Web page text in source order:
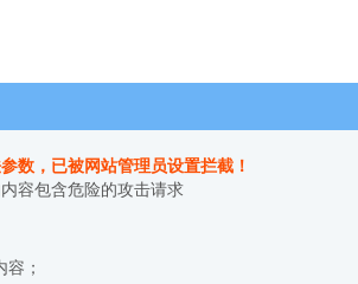
数，已被网站管理员设置拦截！
容包含危险的攻击请求
；